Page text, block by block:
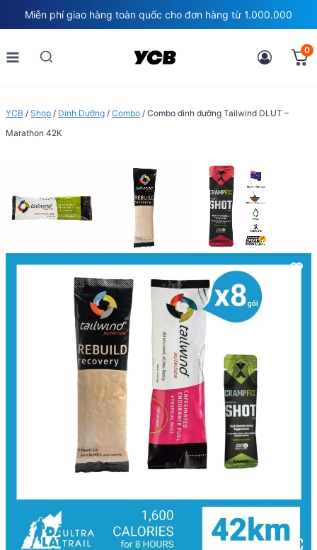
to
content
Miễn phí giao hàng toàn quốc cho đơn hàng từ 1.000.000
0
YCB / Shop / Dinh Dưỡng / Combo / Combo dinh dưỡng Tailwind DLUT –
Marathon 42K